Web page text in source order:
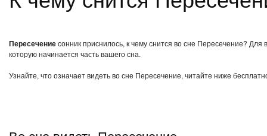
Пересечениесонник приснилось, к чему снится во сне Пересечение?
которую начинается часть вашего сна.
Узнайте, что означает видеть во сне Пересечение, читайте ниже